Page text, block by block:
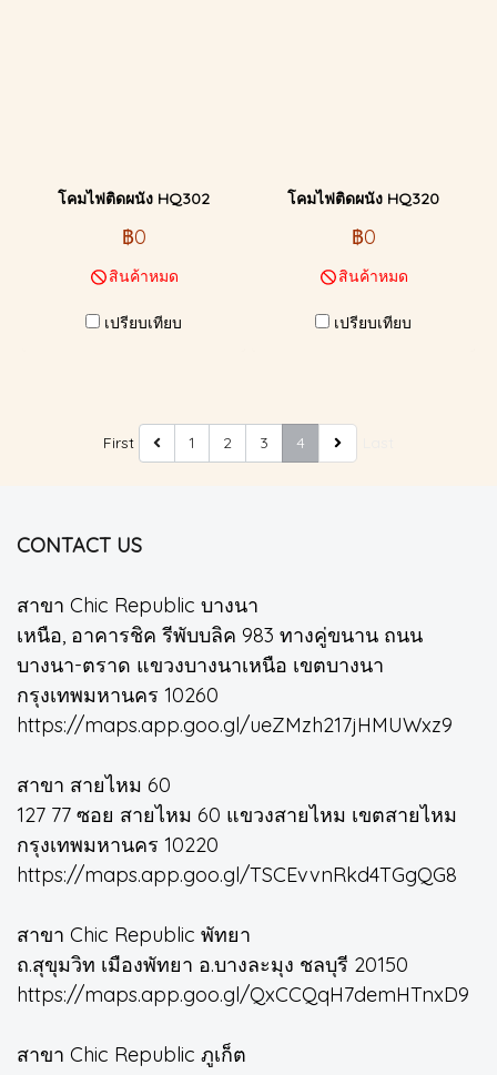
โคมไฟติดผนัง HQ302
฿0
สินค้าหมด
เปรียบเทียบ
โคมไฟติดผนัง HQ320
฿0
สินค้าหมด
เปรียบเทียบ
First 1 2 3 4
CONTACT US
สาขา Chic Republic บางนา
เหนือ, อาคารชิค รีพับบลิค 983 ทางคู่ขนาน ถนน
บางนา-ตราด แขวงบางนาเหนือ เขตบางนา
กรุงเทพมหานคร 10260
https://maps.app.goo.gl/ueZMzh217jHMUWxz9
สาขา สายไหม 60
127 77 ซอย สายไหม 60 แขวงสายไหม เขตสายไหม
กรุงเทพมหานคร 10220
https://maps.app.goo.gl/TSCEvvnRkd4TGgQG8
สาขา Chic Republic พัทยา
ถ.สุขุมวิท เมืองพัทยา อ.บางละมุง ชลบุรี 20150
https://maps.app.goo.gl/QxCCQqH7demHTnxD9
สาขา Chic Republic ภูเก็ต